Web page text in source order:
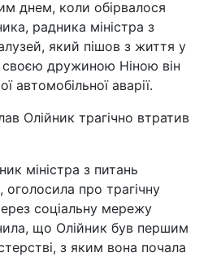
днем, коли обірвалося
радника міністра з
який пішов з життя у
своєю дружиною Ніною він
автомобільної аварії.
Олійник трагічно втратив
міністра з питань
оголосила про трагічну
соціальну мережу
що Олійник був першим
з яким вона почала